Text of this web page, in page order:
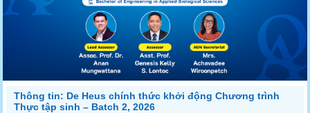
Thông tin: De Heus chính thức khởi động Chương trình
Thực tập sinh – Batch 2, 2026